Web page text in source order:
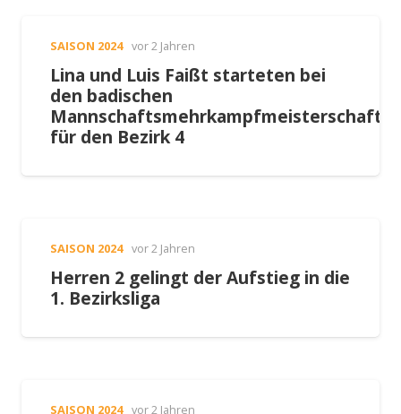
SAISON 2024 vor 2 Jahren
Lina und Luis Faißt starteten bei
den badischen
für den Bezirk 4
SAISON 2024 vor 2 Jahren
Herren 2 gelingt der Aufstieg in die
1. Bezirksliga
SAISON 2024 vor 2 Jahren